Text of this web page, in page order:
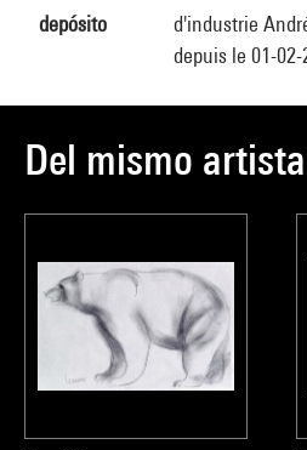
depósito
d'industrie
depuis le 01-02-
Del mismo artista